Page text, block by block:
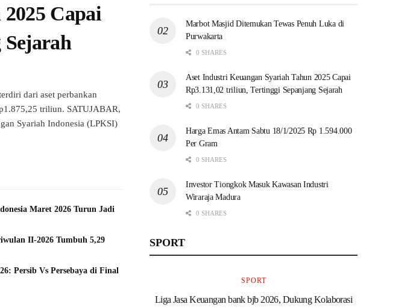
Capai
Sejarah
dari aset perbankan
triliun. SATUJABAR,
Syariah Indonesia (LPKSI)
Maret 2026 Turun Jadi
II-2026 Tumbuh 5,29
Persib Vs Persebaya di Final
Marbot Masjid Ditemukan Tewas Penuh Luka di
Purwakarta
0 SHARES
Aset Industri Keuangan Syariah Tahun 2025 Capai
Rp3.131,02 triliun, Tertinggi Sepanjang Sejarah
0 SHARES
Harga Emas Antam Sabtu 18/1/2025 Rp 1.594.000
Per Gram
0 SHARES
Investor Tiongkok Masuk Kawasan Industri
Wiraraja Madura
0 SHARES
SPORT
SPORT
Liga Jasa Keuangan bank bjb 2026, Dukung Kolaborasi